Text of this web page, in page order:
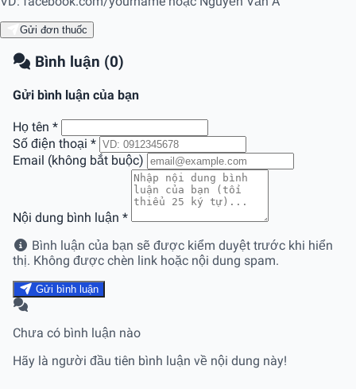
Gửi đơn thuốc
Bình luận (0)
Gửi bình luận của bạn
Họ tên *
Số điện thoại *
Email (không bắt buộc)
Nội dung bình luận *
Bình luận của bạn sẽ được kiểm duyệt trước khi hiển
thị. Không được chèn link hoặc nội dung spam.
Gửi bình luận
Chưa có bình luận nào
Hãy là người đầu tiên bình luận về nội dung này!